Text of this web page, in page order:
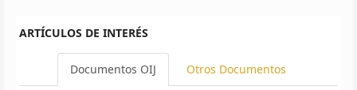
ARTÍCULOS DE INTERÉS
Documentos OIJ Otros Documentos